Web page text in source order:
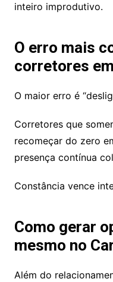
inteiro improdutivo.
O erro mais
corretores
O maior erro é
Corretores que
recomeçar do zero
presença contínua
Constância vence
Como gerar
mesmo no
Além do